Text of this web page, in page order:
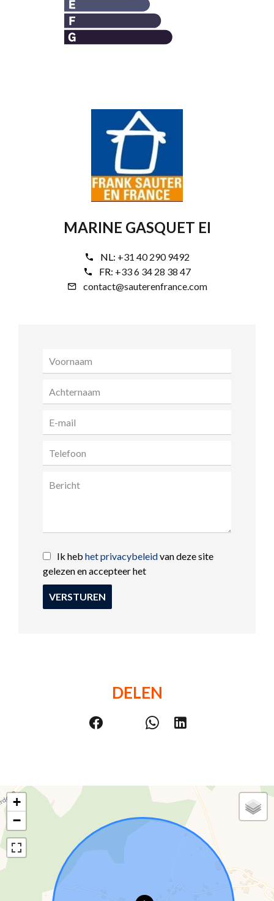
MARINE GASQUET EI
NL: +31 40 290 9492
FR: +33 6 34 28 38 47
contact@sauterenfrance.com
Ik heb het privacybeleidvan deze site
gelezen en accepteer het
VERSTUREN
DELEN
+
−